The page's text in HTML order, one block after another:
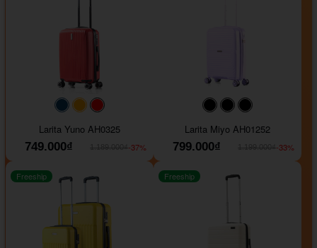
#093f69#ffa500
Larita Yuno AH0325
749.000₫
-37%
#000000#000000
Larita Miyo AH01252
799.000₫
-33%
Freeship Freeship